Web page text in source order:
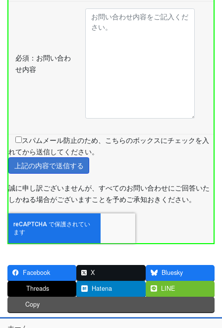
必須： お問い合わ
せ内容
スパムメール防止のため、こちらのボックスにチェックを入
れてから送信してください。
誠に申し訳ございませんが、すべてのお問い合わせにご回答いた
しかねる場合がございますことを予めご承知おきください。
Facebook X
Bluesky
Threads
Hatena
LINE
Copy